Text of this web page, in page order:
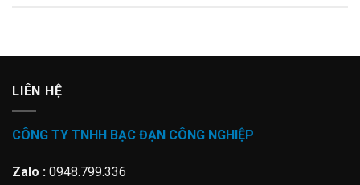
LIÊN HỆ
CÔNG TY TNHH BẠC ĐẠN CÔNG NGHIỆP
Zalo : 0948.799.336